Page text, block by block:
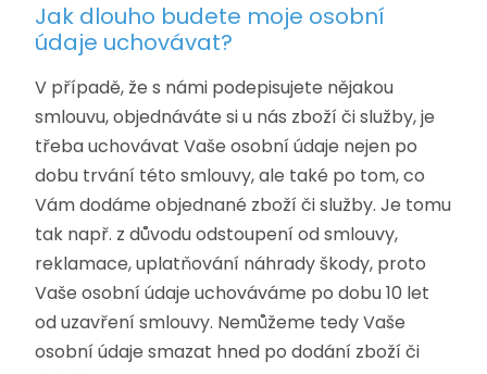
Jak dlouho budete moje osobní
údaje uchovávat?
V případě, že s námi podepisujete nějakou
smlouvu, objednáváte si u nás zboží či služby, je
třeba uchovávat Vaše osobní údaje nejen po
dobu trvání této smlouvy, ale také po tom, co
Vám dodáme objednané zboží či služby. Je tomu
tak např. z důvodu odstoupení od smlouvy,
reklamace, uplatňování náhrady škody, proto
Vaše osobní údaje uchováváme po dobu 10 let
od uzavření smlouvy. Nemůžeme tedy Vaše
osobní údaje smazat hned po dodání zboží či